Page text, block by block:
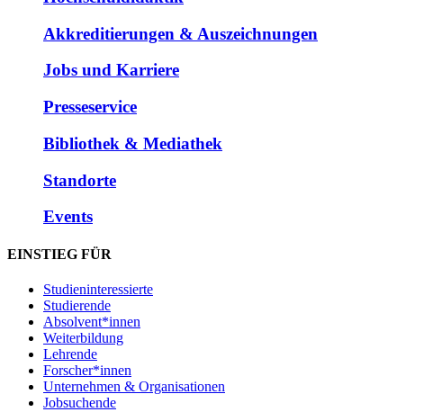
Akkreditierungen & Auszeichnungen
Jobs und Karriere
Presseservice
Bibliothek & Mediathek
Standorte
Events
EINSTIEG FÜR
Studieninteressierte
Studierende
Absolvent*innen
Weiterbildung
Lehrende
Forscher*innen
Unternehmen & Organisationen
Jobsuchende